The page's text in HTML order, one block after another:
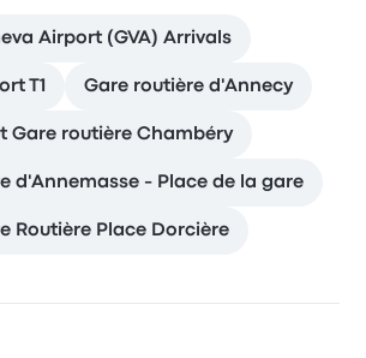
Airport (GVA) Arrivals
T1 Gare routière d'Annecy
Gare routière Chambéry
d'Annemasse - Place de la gare
Routière Place Dorcière